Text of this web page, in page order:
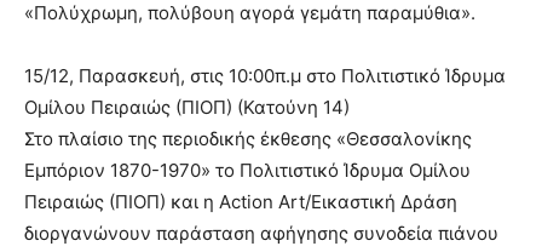
«Πολύχρωμη, πολύβουη αγορά γεμάτη παραμύθια».
15/12, Παρασκευή, στις 10:00π.μ στο Πολιτιστικό Ίδρυμα
Ομίλου Πειραιώς (ΠΙΟΠ) (Κατούνη 14)
Στο πλαίσιο της περιοδικής έκθεσης «Θεσσαλονίκης
Εμπόριον 1870-1970» το Πολιτιστικό Ίδρυμα Ομίλου
Πειραιώς (ΠΙΟΠ) και η Action Art/Εικαστική Δράση
διοργανώνουν παράσταση αφήγησης συνοδεία πιάνου